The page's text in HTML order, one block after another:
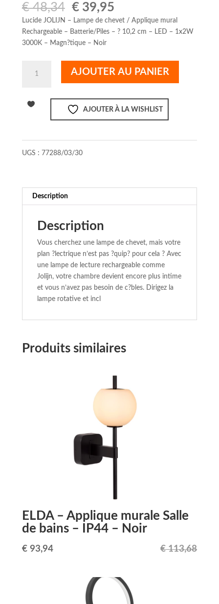
€48,34 Le
prix
initial
était :
€39,95Le
prix
actuel
Lucide JOLIJN – Lampe de chevet / Applique mural
Rechargeable – Batterie/Piles – ? 10,2 cm – LED – 1x2W
3000K – Magn?tique – Noir
Lampe
LED-
AJOUTER AU PANIER
AJOUTER À LA WISHLIST
UGS : 77288/03/30
Description
Description
Vous cherchez une lampe de chevet, mais votre
plan ?lectrique n’est pas ?quip? pour cela ? Avec
une lampe de lecture rechargeable comme
Jolijn, votre chambre devient encore plus intime
et vous n’avez pas besoin de c?bles. Dirigez la
lampe rotative et incl
Produits similaires
ELDA – Applique murale Salle
de bains – IP44 – Noir
€113,68
Le
€93,94Le